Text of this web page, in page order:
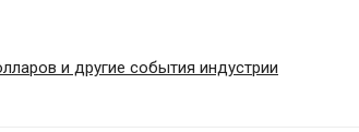
и другие события индустрии